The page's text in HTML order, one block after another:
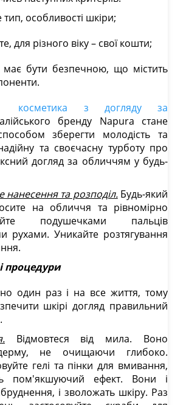
особливості шкіри;
для різного віку – свої кошти;
має бути безпечною, що містить
косметика з догляду за
бренду Napura стане
зберегти молодість та
та своєчасну турботу про
догляд за обличчям у будь-
нанесення та розподіл.Будь-який
на обличчя та рівномірно
подушечками пальців
рухами. Уникайте розтягування
процедури
один раз і на все життя, тому
шкірі догляд правильний
Відмовтеся від мила. Воно
не очищаючи глибоко.
гелі та пінки для вмивання,
пом'якшуючий ефект. Вони і
і зволожать шкіру. Раз